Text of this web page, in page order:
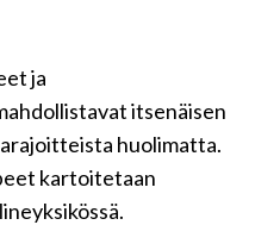
ja
itsenäisen
huolimatta.
kartoitetaan